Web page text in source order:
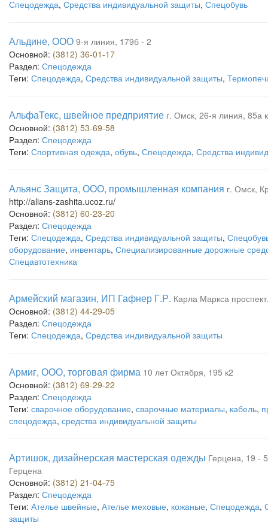
Спецодежда, Средства индивидуальной защиты, Спецобувь
Альдине, ООО 9-я линия, 179б - 2
Основной: (3812) 36-01-17
Раздел: Спецодежда
Теги: Спецодежда, Средства индивидуальной защиты,
АльфаТекс, швейное предприятие г. Омск, 26-я линия, 85а
Основной: (3812) 53-69-58
Раздел: Спецодежда
Теги: Спортивная одежда, обувь, Спецодежда, Средства
Альянс Защита, ООО, промышленная компания г. Омск,
http://alians-zashita.ucoz.ru/
Основной: (3812) 60-23-20
Раздел: Спецодежда
Теги: Спецодежда, Средства индивидуальной защиты,
оборудование, инвентарь, Специализированные дорожные
Спецавтотехника
Армейский магазин, ИП Гафнер Г.Р. Карла Маркса
Основной: (3812) 44-29-05
Раздел: Спецодежда
Теги: Спецодежда, Средства индивидуальной защиты
Армиг, ООО, торговая фирма 10 лет Октября, 195 к2
Основной: (3812) 69-29-22
Раздел: Спецодежда
Теги: сварочное оборудование, сварочные материалы, кабель,
спецодежда, средства индивидуальной защиты
Артишок, дизайнерская мастерская одежды Герцена, 19 -
Герцена
Основной: (3812) 21-04-75
Раздел: Спецодежда
Теги: Ателье швейные, Ателье меховые, кожаные, Спецодежда,
защиты